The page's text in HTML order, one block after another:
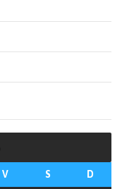
V S D